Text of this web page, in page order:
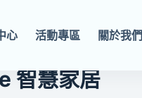
心 活動專區 關於我們
智慧家居